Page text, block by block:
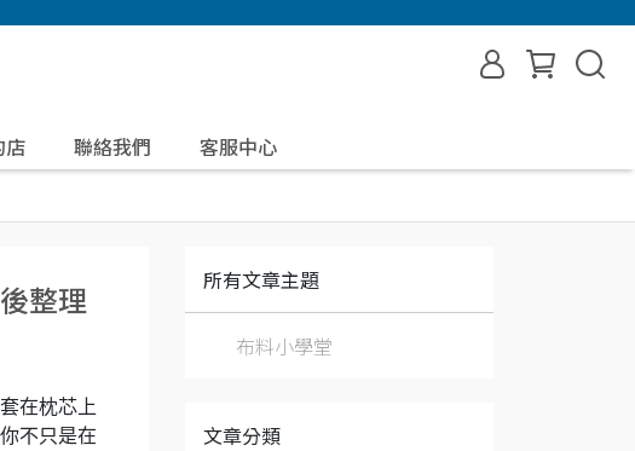
店 聯絡我們 客服中心
整理
在枕芯上
不只是在
所有文章主題
布料小學堂
文章分類